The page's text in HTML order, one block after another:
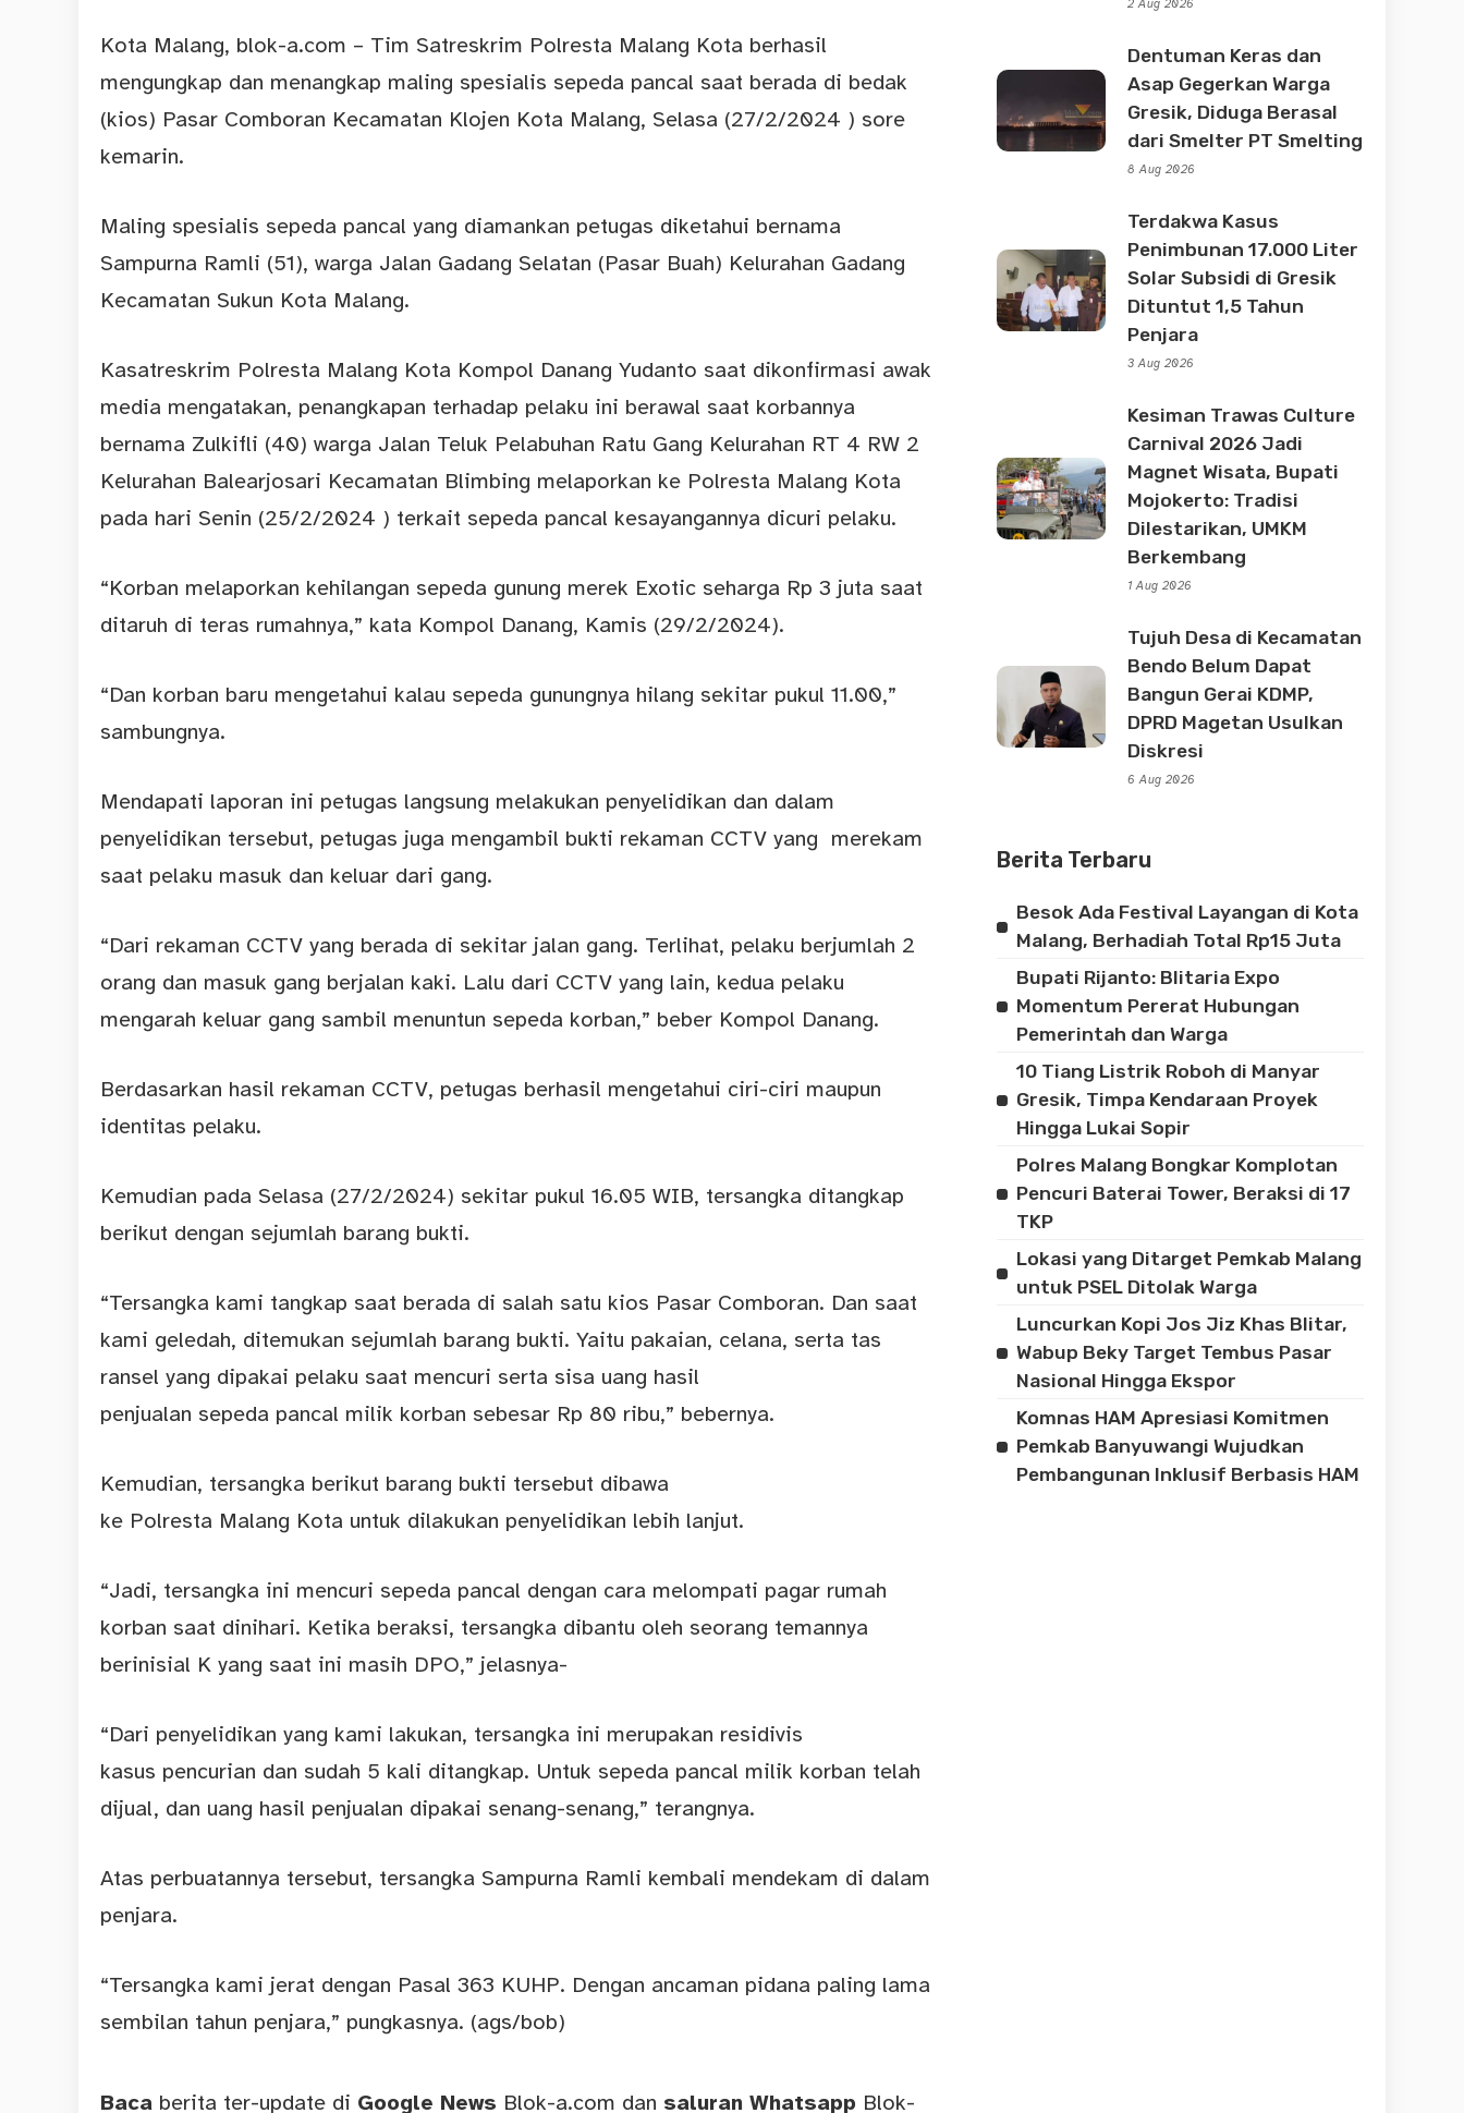
Kota Malang, blok-a.com – Tim Satreskrim Polresta Malang Kota berhasil
mengungkap dan menangkap maling spesialis sepeda pancal saat berada di bedak
(kios) Pasar Comboran Kecamatan Klojen Kota Malang, Selasa (27/2/2024 ) sore
kemarin.
Maling spesialis sepeda pancal yang diamankan petugas diketahui bernama
Sampurna Ramli (51), warga Jalan Gadang Selatan (Pasar Buah) Kelurahan Gadang
Kecamatan Sukun Kota Malang.
Kasatreskrim Polresta Malang Kota Kompol Danang Yudanto saat dikonfirmasi awak
media mengatakan, penangkapan terhadap pelaku ini berawal saat korbannya
bernama Zulkifli (40) warga Jalan Teluk Pelabuhan Ratu Gang Kelurahan RT 4 RW 2
Kelurahan Balearjosari Kecamatan Blimbing melaporkan ke Polresta Malang Kota
pada hari Senin (25/2/2024 ) terkait sepeda pancal kesayangannya dicuri pelaku.
“Korban melaporkan kehilangan sepeda gunung merek Exotic seharga Rp 3 juta saat
ditaruh di teras rumahnya,” kata Kompol Danang, Kamis (29/2/2024).
“Dan korban baru mengetahui kalau sepeda gunungnya hilang sekitar pukul 11.00,”
sambungnya.
Mendapati laporan ini petugas langsung melakukan penyelidikan dan dalam
penyelidikan tersebut, petugas juga mengambil bukti rekaman CCTV yang merekam
saat pelaku masuk dan keluar dari gang.
“Dari rekaman CCTV yang berada di sekitar jalan gang. Terlihat, pelaku berjumlah 2
orang dan masuk gang berjalan kaki. Lalu dari CCTV yang lain, kedua pelaku
mengarah keluar gang sambil menuntun sepeda korban,” beber Kompol Danang.
Berdasarkan hasil rekaman CCTV, petugas berhasil mengetahui ciri-ciri maupun
identitas pelaku.
Kemudian pada Selasa (27/2/2024) sekitar pukul 16.05 WIB, tersangka ditangkap
berikut dengan sejumlah barang bukti.
“Tersangka kami tangkap saat berada di salah satu kios Pasar Comboran. Dan saat
kami geledah, ditemukan sejumlah barang bukti. Yaitu pakaian, celana, serta tas
ransel yang dipakai pelaku saat mencuri serta sisa uang hasil
penjualan sepeda pancal milik korban sebesar Rp 80 ribu,” bebernya.
Kemudian, tersangka berikut barang bukti tersebut dibawa
ke Polresta Malang Kota untuk dilakukan penyelidikan lebih lanjut.
“Jadi, tersangka ini mencuri sepeda pancal dengan cara melompati pagar rumah
korban saat dinihari. Ketika beraksi, tersangka dibantu oleh seorang temannya
berinisial K yang saat ini masih DPO,” jelasnya-
“Dari penyelidikan yang kami lakukan, tersangka ini merupakan residivis
kasus pencurian dan sudah 5 kali ditangkap. Untuk sepeda pancal milik korban telah
dijual, dan uang hasil penjualan dipakai senang-senang,” terangnya.
Atas perbuatannya tersebut, tersangka Sampurna Ramli kembali mendekam di dalam
penjara.
“Tersangka kami jerat dengan Pasal 363 KUHP. Dengan ancaman pidana paling lama
sembilan tahun penjara,” pungkasnya. (ags/bob)
Baca berita ter-update di Google News Blok-a.com dan saluran Whatsapp Blok-
2 Aug 2026
Dentuman Keras dan
Asap Gegerkan Warga
Gresik, Diduga Berasal
dari Smelter PT Smelting
8 Aug 2026
Terdakwa Kasus
Penimbunan 17.000 Liter
Solar Subsidi di Gresik
Dituntut 1,5 Tahun
Penjara
3 Aug 2026
Kesiman Trawas Culture
Carnival 2026 Jadi
Magnet Wisata, Bupati
Mojokerto: Tradisi
Dilestarikan, UMKM
Berkembang
1 Aug 2026
Tujuh Desa di Kecamatan
Bendo Belum Dapat
Bangun Gerai KDMP,
DPRD Magetan Usulkan
Diskresi
6 Aug 2026
Berita Terbaru
Besok Ada Festival Layangan di Kota
Malang, Berhadiah Total Rp15 Juta
Bupati Rijanto: Blitaria Expo
Momentum Pererat Hubungan
Pemerintah dan Warga
10 Tiang Listrik Roboh di Manyar
Gresik, Timpa Kendaraan Proyek
Hingga Lukai Sopir
Polres Malang Bongkar Komplotan
Pencuri Baterai Tower, Beraksi di 17
TKP
Lokasi yang Ditarget Pemkab Malang
untuk PSEL Ditolak Warga
Luncurkan Kopi Jos Jiz Khas Blitar,
Wabup Beky Target Tembus Pasar
Nasional Hingga Ekspor
Komnas HAM Apresiasi Komitmen
Pemkab Banyuwangi Wujudkan
Pembangunan Inklusif Berbasis HAM